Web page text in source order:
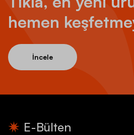
hemen
İncele
E-Bülten